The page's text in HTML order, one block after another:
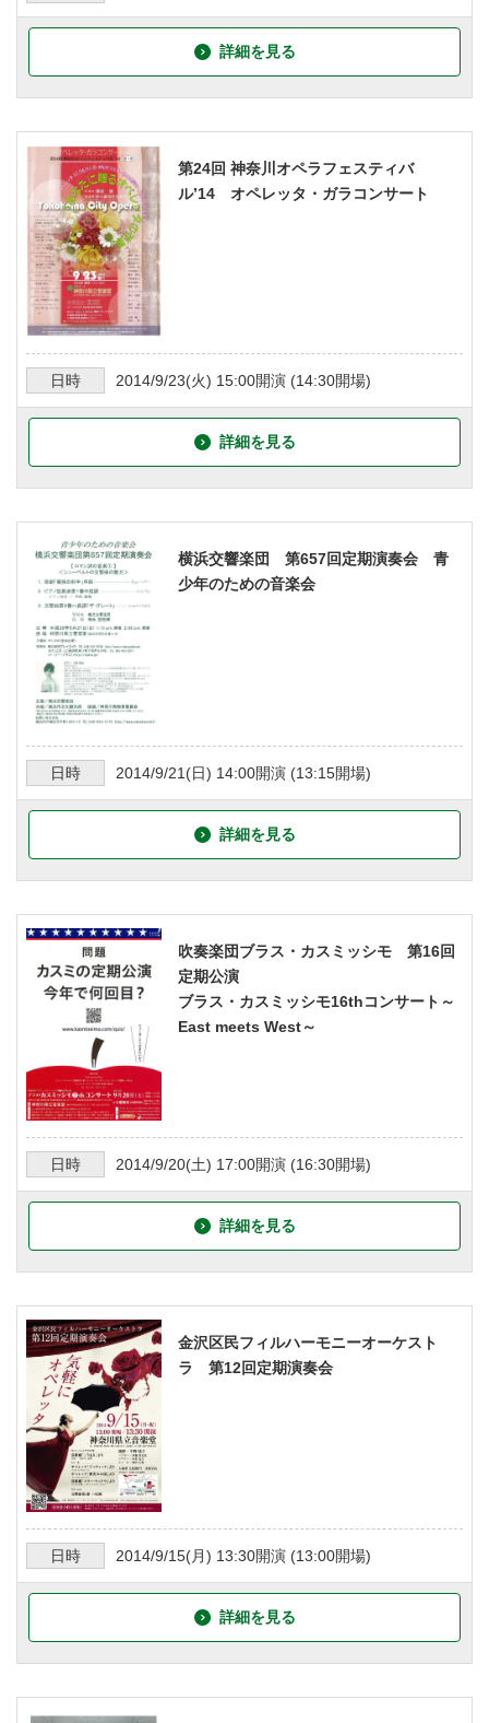
詳細を見る
第24回 神奈川オペラフェスティバ
ル’14 オペレッタ・ガラコンサート
日時 2014/9/23(火) 15:00開演 (14:30開場)
詳細を見る
横浜交響楽団 第657回定期演奏会 青
少年のための音楽会
日時 2014/9/21 (日) 14:00開演 (13:15開場)
詳細を見る
吹奏楽団ブラス・カスミッシモ 第16回
定期公演
ブラス・カスミッシモ16thコンサート～
East meets West～
日時 2014/9/20(土) 17:00開演 (16:30開場)
詳細を見る
金沢区民フィルハーモニーオーケスト
ラ 第12回定期演奏会
日時 2014/9/15(月) 13:30開演 (13:00開場)
詳細を見る